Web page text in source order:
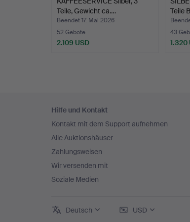
Teile, Gewicht ca.…
Beendet 17. Mai 2026
52 Gebote
2.109 USD
Teile
43
1.320
Navigation
Hilfe und Kontakt
Kontakt mit dem Support aufnehmen
Alle Auktionshäuser
Zahlungsweisen
Wir versenden mit
Soziale Medien
Deutsch USD